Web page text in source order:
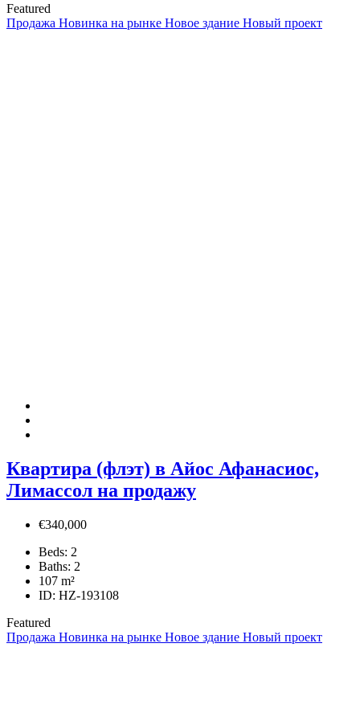
Featured
Продажа Новинка на рынке Новое здание Новый проект
Квартира (флэт) в Айос Афанасиос,
Лимассол на продажу
€340,000
Beds: 2
Baths: 2
107 m²
ID: HZ-193108
Featured
Продажа Новинка на рынке Новое здание Новый проект